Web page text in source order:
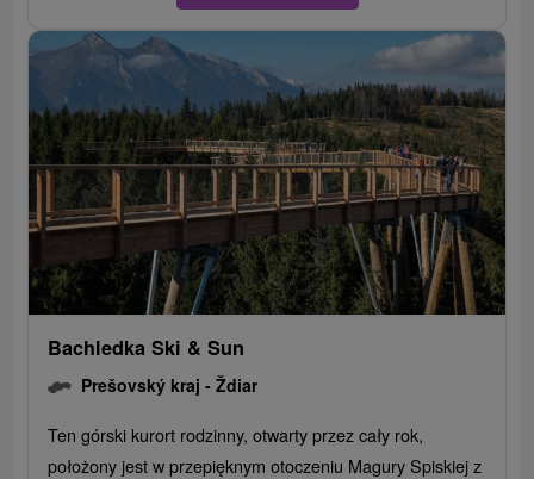
Bachledka Ski & Sun
Prešovský kraj -Ždiar
Ten górski kurort rodzinny, otwarty przez cały rok,
położony jest w przepięknym otoczeniu Magury Spiskiej z